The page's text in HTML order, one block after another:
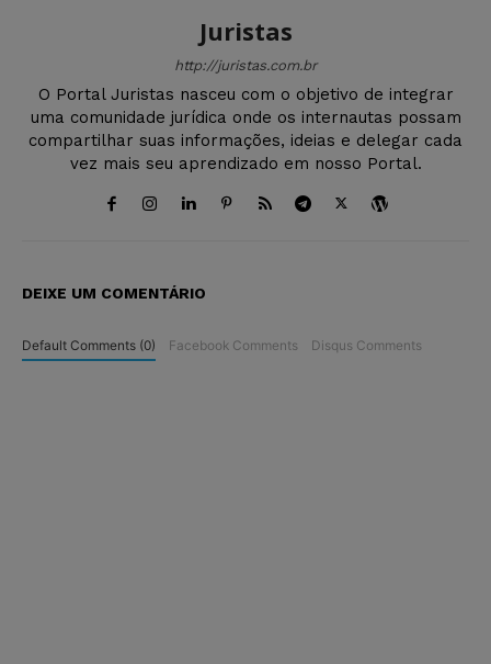
Juristas
http://juristas.com.br
O Portal Juristas nasceu com o objetivo de integrar
uma comunidade jurídica onde os internautas possam
compartilhar suas informações, ideias e delegar cada
vez mais seu aprendizado em nosso Portal.
DEIXE UM COMENTÁRIO
Default Comments (0) Facebook Comments Disqus Comments